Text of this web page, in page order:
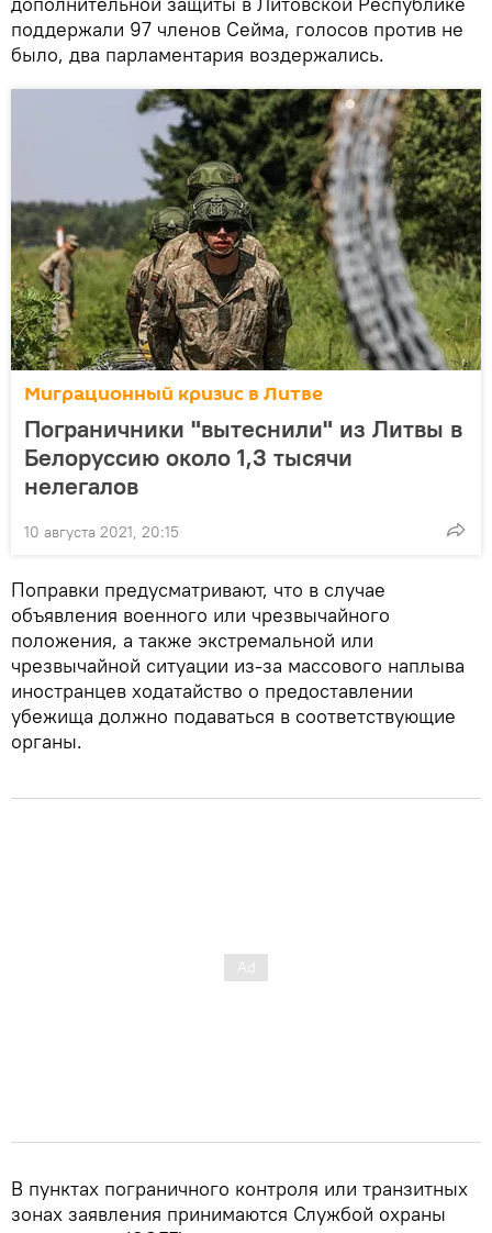
поддержали 97 членов Сейма, голосов против не
было, два парламентария воздержались.
Миграционный кризис в Литве
Пограничники "вытеснили" из Литвы в
Белоруссию около 1,3 тысячи
нелегалов
10 августа 2021, 20:15
Поправки предусматривают, что в случае
объявления военного или чрезвычайного
положения, а также экстремальной или
чрезвычайной ситуации из-за массового наплыва
иностранцев ходатайство о предоставлении
убежища должно подаваться в соответствующие
органы.
В пунктах пограничного контроля или транзитных
зонах заявления принимаются Службой охраны